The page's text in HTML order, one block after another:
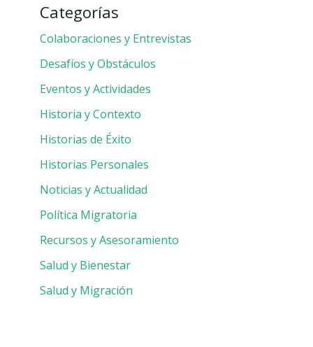
Categorías
Colaboraciones y Entrevistas
Desafíos y Obstáculos
Eventos y Actividades
Historia y Contexto
Historias de Éxito
Historias Personales
Noticias y Actualidad
Política Migratoria
Recursos y Asesoramiento
Salud y Bienestar
Salud y Migración